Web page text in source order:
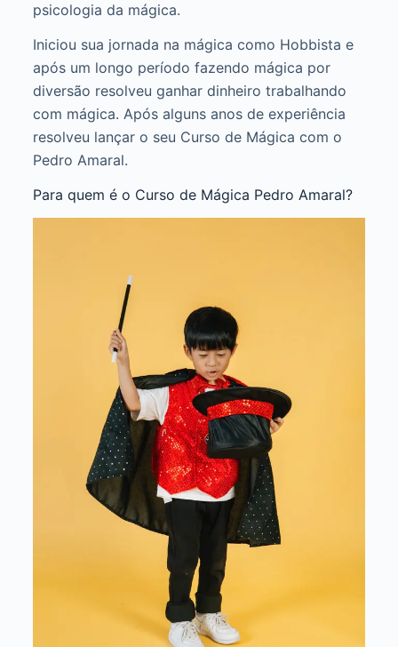
psicologia da mágica.
Iniciou sua jornada na mágica como Hobbista e
após um longo período fazendo mágica por
diversão resolveu ganhar dinheiro trabalhando
com mágica. Após alguns anos de experiência
resolveu lançar o seu Curso de Mágica com o
Pedro Amaral.
Para quem é o Curso de Mágica Pedro Amaral?